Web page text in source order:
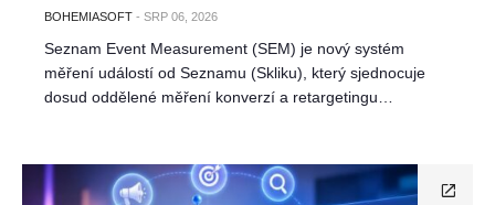
BOHEMIASOFT - SRP 06, 2026
Seznam Event Measurement (SEM) je nový systém
měření událostí od Seznamu (Skliku), který sjednocuje
dosud oddělené měření konverzí a retargetingu…